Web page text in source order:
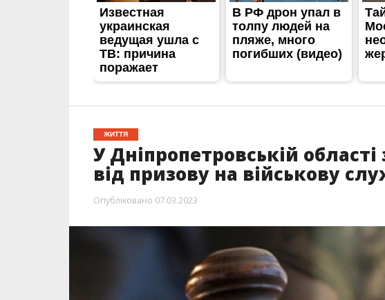
ЖИТТЯ
У Дніпропетровській
від призову на військову
Опубліковано 07.03.2023